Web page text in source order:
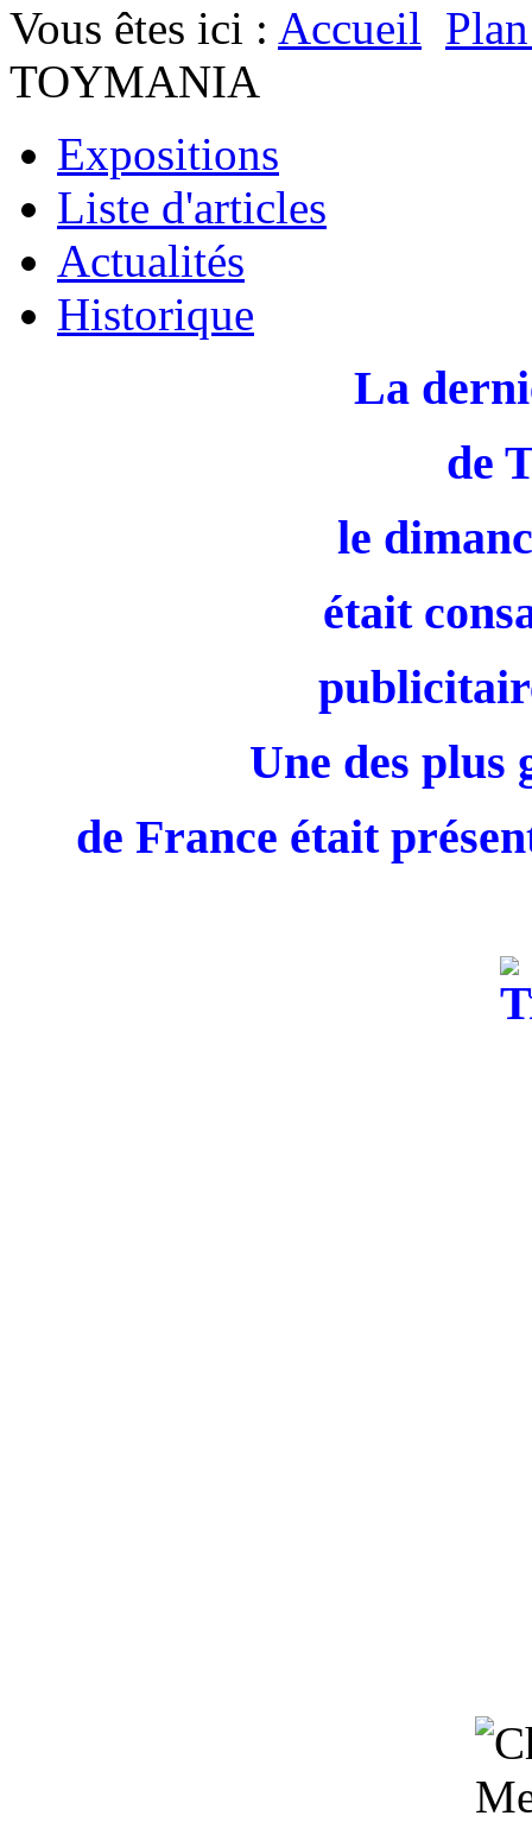
Vous êtes ici : Accueil
TOYMANIA
Expositions
Liste d'articles
Actualités
Historique
La
de
le
était
Une des plus
de France était